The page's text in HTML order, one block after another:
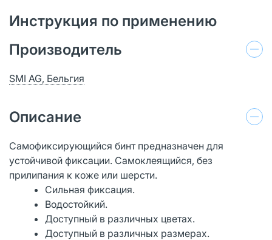
Инструкция по применению
Производитель
SMI AG, Бельгия
Описание
Самофиксирующийся бинт предназначен для
устойчивой фиксации. Самоклеящийся, без
прилипания к коже или шерсти.
Сильная фиксация.
Водостойкий.
Доступный в различных цветах.
Доступный в различных размерах.